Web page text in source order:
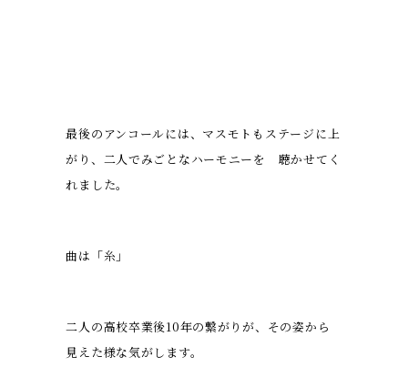
最後のアンコールには、マスモトもステージに上
がり、二人でみごとなハーモニーを 聴かせてく
れました。
曲は「糸」
二人の高校卒業後10年の繋がりが、その姿から
見えた様な気がします。